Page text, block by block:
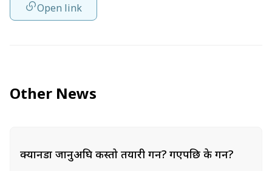
Open link
Other News
क्यानडा जानुअघि कस्तो तयारी गर्ने? गएपछि के गर्ने?